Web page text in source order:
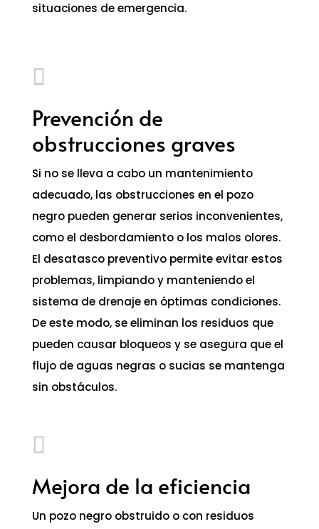
situaciones de emergencia.

Prevención de
obstrucciones graves
Si no se lleva a cabo un mantenimiento
adecuado, las obstrucciones en el pozo
negro pueden generar serios inconvenientes,
como el desbordamiento o los malos olores.
El desatasco preventivo permite evitar estos
problemas, limpiando y manteniendo el
sistema de drenaje en óptimas condiciones.
De este modo, se eliminan los residuos que
pueden causar bloqueos y se asegura que el
flujo de aguas negras o sucias se mantenga
sin obstáculos.

Mejora de la eficiencia
Un pozo negro obstruido o con residuos